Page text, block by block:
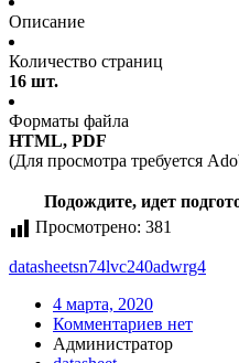
Описание
Количество страниц
16 шт.
Форматы файла
HTML, PDF
(Для просмотра требуется
Подождите, идет
Просмотрено: 381
datasheetsn74lvc240adwrg4
4 марта, 2020
Комментариев нет
Администратор